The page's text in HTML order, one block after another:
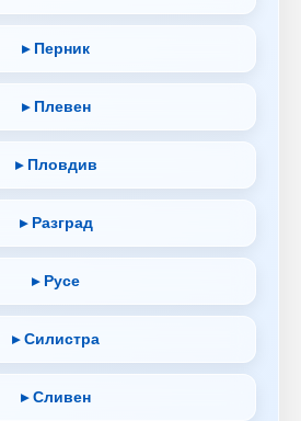
▸ Перник
▸ Плевен
▸ Пловдив
▸ Разград
▸ Русе
▸ Силистра
▸ Сливен